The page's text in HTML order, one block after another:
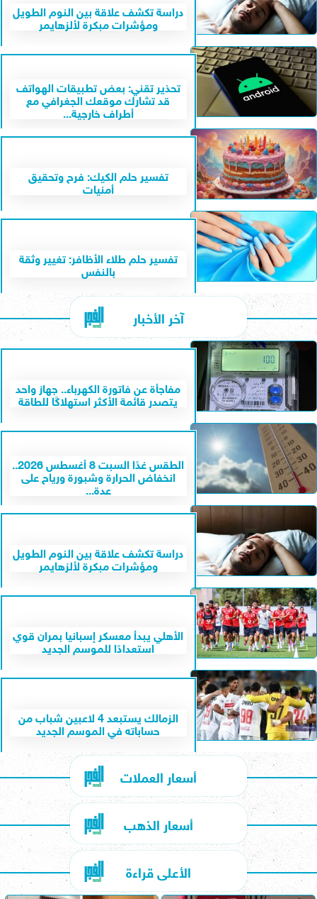
دراسة تكشف علاقة بين النوم الطويل
ومؤشرات مبكرة لألزهايمر
تحذير تقني: بعض تطبيقات الهواتف
قد تشارك موقعك الجغرافي مع
أطراف خارجية...
تفسير حلم الكيك: فرح وتحقيق
أمنيات
تفسير حلم طلاء الأظافر: تغيير وثقة
بالنفس
آخر الأخبار
مفاجأة عن فاتورة الكهرباء.. جهاز واحد
يتصدر قائمة الأكثر استهلاكًا للطاقة
الطقس غدًا السبت 8 أغسطس 2026..
انخفاض الحرارة وشبورة ورياح على
عدة...
دراسة تكشف علاقة بين النوم الطويل
ومؤشرات مبكرة لألزهايمر
الأهلي يبدأ معسكر إسبانيا بمران قوي
استعدادًا للموسم الجديد
الزمالك يستبعد 4 لاعبين شباب من
حساباته في الموسم الجديد
أسعار العملات
أسعار الذهب
الأعلى قراءة